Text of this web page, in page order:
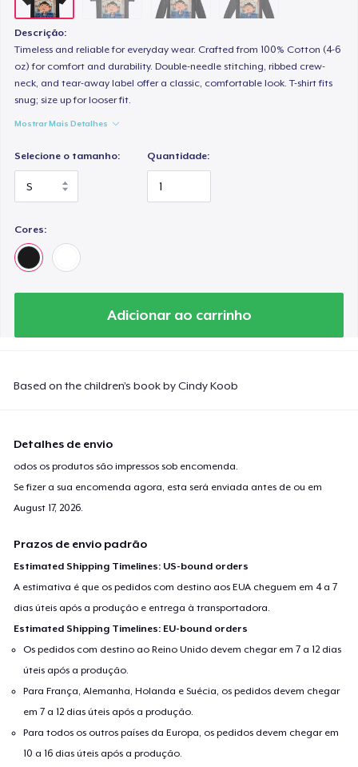
Descrição:
Timeless and reliable for everyday wear. Crafted from 100% Cotton (4-6
oz) for comfort and durability. Double-needle stitching, ribbed crew-
neck, and tear-away label offer a classic, comfortable look. T-shirt fits
snug; size up for looser fit.
Mostrar Mais Detalhes
Selecione o tamanho: Quantidade:
Cores:
Adicionar ao carrinho
Based on the children’s book by Cindy Koob
Detalhes de envio
odos os produtos são impressos sob encomenda.
Se fizer a sua encomenda agora, esta será enviada antes de ou em
August 17, 2026.
Prazos de envio padrão
Estimated Shipping Timelines: US-bound orders
A estimativa é que os pedidos com destino aos EUA cheguem em 4 a 7
dias úteis após a produção e entrega à transportadora.
Estimated Shipping Timelines: EU-bound orders
Os pedidos com destino ao Reino Unido devem chegar em 7 a 12 dias
úteis após a produção.
Para França, Alemanha, Holanda e Suécia, os pedidos devem chegar
em 7 a 12 dias úteis após a produção.
Para todos os outros países da Europa, os pedidos devem chegar em
10 a 16 dias úteis após a produção.